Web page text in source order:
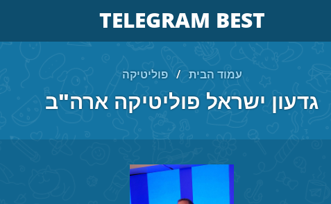
TELEGRAM BEST
עמוד הבית / פוליטיקה
גדעון ישראל פוליטיקה ארה"ב